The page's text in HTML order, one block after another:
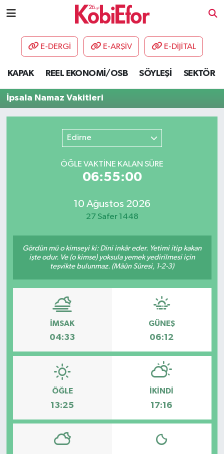
E-DERGİ E-ARŞİV E-DİJİTAL
KAPAK REEL EKONOMİ/OSB SÖYLEŞİ SEKTÖR
İpsala Namaz Vakitleri
Edirne
ÖĞLE VAKTİNE KALAN SÜRE
06:55:00
10 Ağustos 2026
27 Safer 1448
Gördün mü o kimseyi ki: Dini inkâr eder. Yetimi itip kakan
işte odur. Ve (o kimse) yoksula yemek yedirilmesi için
teşvikte bulunmaz. (Mâûn Sûresi, 1-2-3)
İMSAK
04:33
GÜNEŞ
06:12
ÖĞLE
13:25
İKINDI
17:16
AKADEMİ
DESTEK-TEŞVİK
HABERLER
ŞİRKET PANO